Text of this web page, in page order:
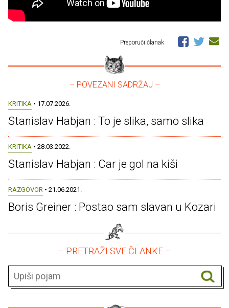
Preporuči članak
– POVEZANI SADRŽAJ –
KRITIKA • 17.07.2026.
Stanislav Habjan : To je slika, samo slika
KRITIKA • 28.03.2022.
Stanislav Habjan : Car je gol na kiši
RAZGOVOR • 21.06.2021.
Boris Greiner : Postao sam slavan u Kozari
– PRETRAŽI SVE ČLANKE –